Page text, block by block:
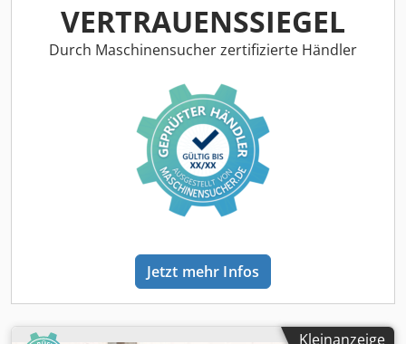
VERTRAUENSSIEGEL
Durch Maschinensucher zertifizierte Händler
Jetzt mehr Infos
Kleinanzeige